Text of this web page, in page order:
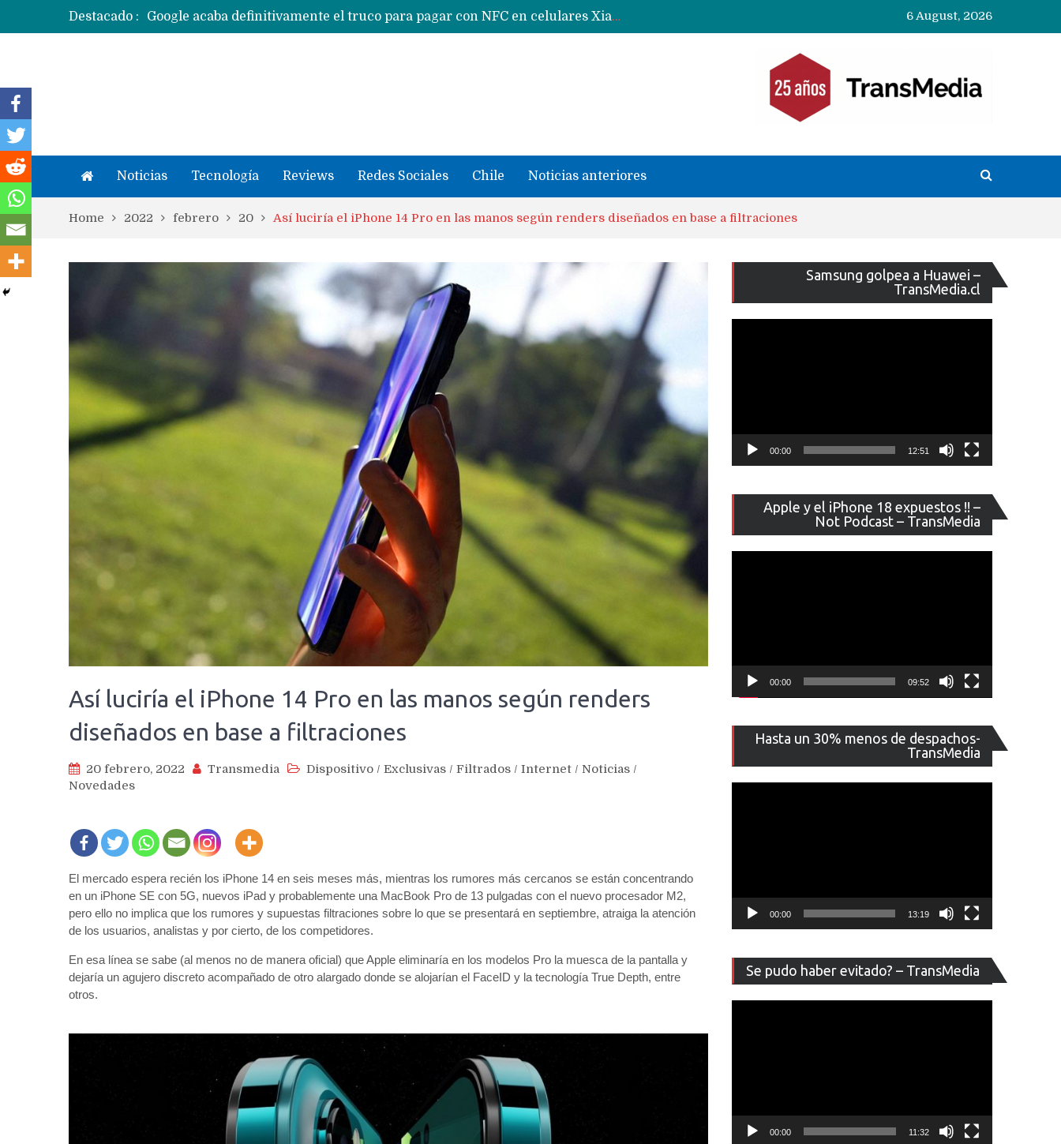
Destacado :
Google acaba definitivamente el truco para pagar con NFC en celulares Xiaomi, Oppo, Vivo y Huawei con ROM china
Apple dice que más ex empleados se llevaron datos confidenciales a OpenAI
6 August, 2026
Noticias Tecnología Reviews Redes Sociales Chile Noticias anteriores
Home 2022 febrero 20 Así luciría el iPhone 14 Pro en las manos según renders diseñados en base a filtraciones
Así luciría el iPhone 14 Pro en las manos según renders
diseñados en base a filtraciones
20 febrero, 2022 Transmedia Dispositivo / Exclusivas / Filtrados / Internet / Noticias /
Novedades
El mercado espera recién los iPhone 14 en seis meses más, mientras los rumores más cercanos se están concentrando
en un iPhone SE con 5G, nuevos iPad y probablemente una MacBook Pro de 13 pulgadas con el nuevo procesador M2,
pero ello no implica que los rumores y supuestas filtraciones sobre lo que se presentará en septiembre, atraiga la atención
de los usuarios, analistas y por cierto, de los competidores.
En esa línea se sabe (al menos no de manera oficial) que Apple eliminaría en los modelos Pro la muesca de la pantalla y
dejaría un agujero discreto acompañado de otro alargado donde se alojarían el FaceID y la tecnología True Depth, entre
otros.
Samsung golpea a Huawei –
TransMedia.cl
de
vídeo
00:00 12:51
Apple y el iPhone 18 expuestos !! –
Not Podcast – TransMedia
de
vídeo
00:00 09:52
Hasta un 30% menos de despachos-
TransMedia
de
vídeo
00:00 13:19
Se pudo haber evitado? – TransMedia
de
vídeo
00:00 11:32